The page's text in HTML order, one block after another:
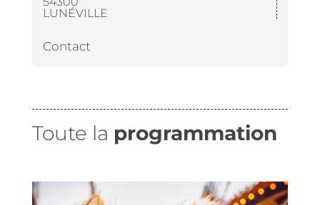
LUNÉVILLE
Contact
Toute la programmation